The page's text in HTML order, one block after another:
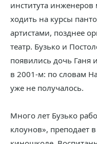
института инженеров
ходить на курсы
артистами, позднее
театр. Бузько и
появились дочь Ганя
в 2001-м: по словам
уже не получалось.
Много лет Бузько
клоунов», преподает